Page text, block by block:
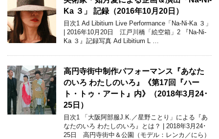
Ka ３」 記録（2016年10月20日）
目次1 Ad Libitium Live Performance「Na-Ni-Ka ３」
| 2016年10月20日 江戸川橋「絵空箱」2 『Na-Ni-
Ka ３』記録写真 Ad Libitium L …
高円寺街中制作パフォーマンス『あなた
のいろ わたしのいろ』《第17回『ハー
ト・トゥ・アート』内》（2018年3月24･
25日）
目次1 「大阪阿部服J.K.／星野ことり」による『あ
なたのいろ わたしのいろ』とは？ | 2018年3月24･
25日 高円寺街中＆公園（モデル：レンカ／にら）